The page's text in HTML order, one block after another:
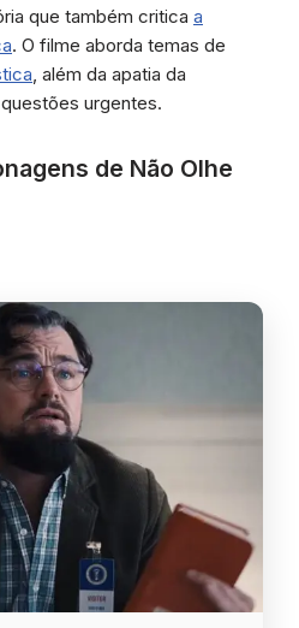
que também critica a
. O filme aborda temas de
, além da apatia da
urgentes.
de Não Olhe